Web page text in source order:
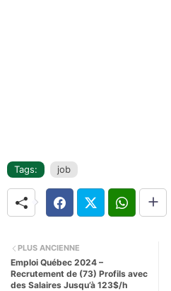
Tags: job
PLUS ANCIENNE
Emploi Québec 2024 –
Recrutement de (73) Profils avec
des Salaires Jusqu’à 123$/h